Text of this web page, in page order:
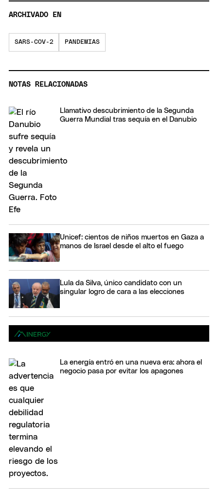
ARCHIVADO EN
SARS-COV-2 PANDEMIAS
NOTAS RELACIONADAS
Llamativo descubrimiento de la Segunda
Guerra Mundial tras sequía en el Danubio
Unicef: cientos de niños muertos en Gaza a
manos de Israel desde el alto el fuego
Lula da Silva, único candidato con un
singular logro de cara a las elecciones
La energía entró en una nueva era: ahora el
negocio pasa por evitar los apagones